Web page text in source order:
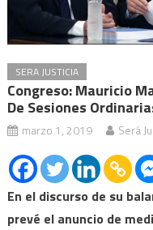
SERA JUSTICIA
Congreso: Mauricio
De Sesiones
marzo 1, 2019 Será
En el discurso de su
prevé el anuncio de